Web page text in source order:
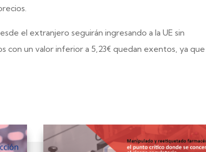
el extranjero seguirán ingresando a la UE sin
con un valor inferior a 5,23€ quedan exentos, ya que